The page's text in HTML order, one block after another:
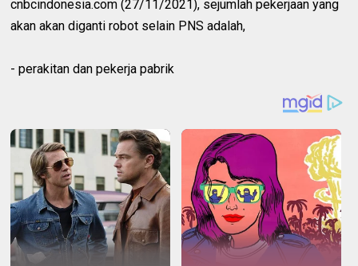
cnbcindonesia.com (27/11/2021), sejumlah pekerjaan yang
akan akan diganti robot selain PNS adalah,
- perakitan dan pekerja pabrik